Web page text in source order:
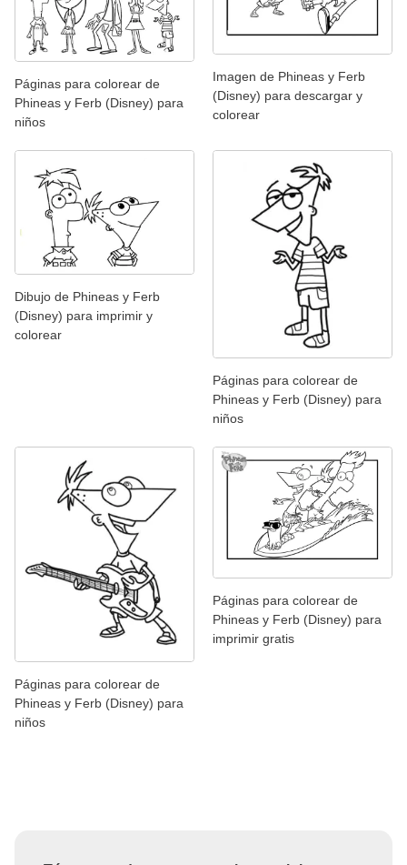
Páginas para colorear de
Phineas y Ferb (Disney) para
niños
Imagen de Phineas y Ferb
(Disney) para descargar y
colorear
Dibujo de Phineas y Ferb
(Disney) para imprimir y
colorear
Páginas para colorear de
Phineas y Ferb (Disney) para
niños
Páginas para colorear de
Phineas y Ferb (Disney) para
niños
Páginas para colorear de
Phineas y Ferb (Disney) para
imprimir gratis